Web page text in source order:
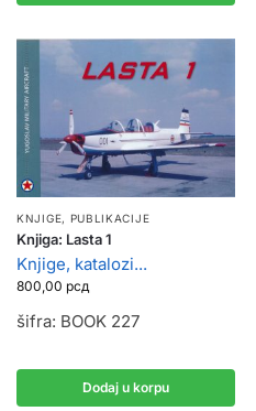
KNJIGE, PUBLIKACIJE
Knjiga: Lasta 1
Knjige, katalozi...
800,00 рсд
šifra: BOOK 227
Dodaj u korpu